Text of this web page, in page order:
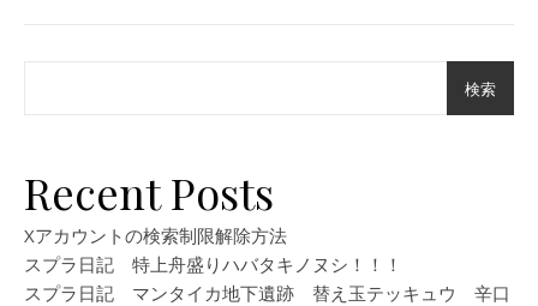
検索
Recent Posts
Xアカウントの検索制限解除方法
スプラ日記 特上舟盛りハバタキノヌシ！！！
スプラ日記 マンタイカ地下遺跡 替え玉テッキュウ 辛口